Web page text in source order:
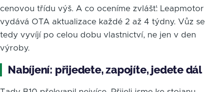
cenovou třídu výš. A co oceníme zvlášť: Leapmotor
vydává OTA aktualizace každé 2 až 4 týdny. Vůz se
tedy vyvíjí po celou dobu vlastnictví, ne jen v den
výroby.
Nabíjení: přijedete, zapojíte, jedete dál